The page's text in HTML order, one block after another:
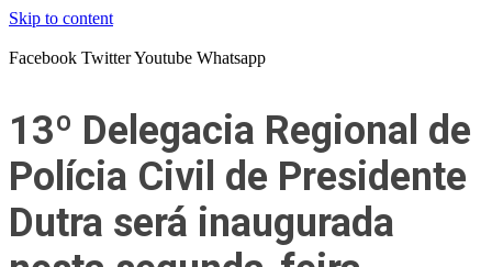
Skip to content
Facebook TwitterYoutube Whatsapp
13º Delegacia Regional de
Polícia Civil de Presidente
Dutra será inaugurada